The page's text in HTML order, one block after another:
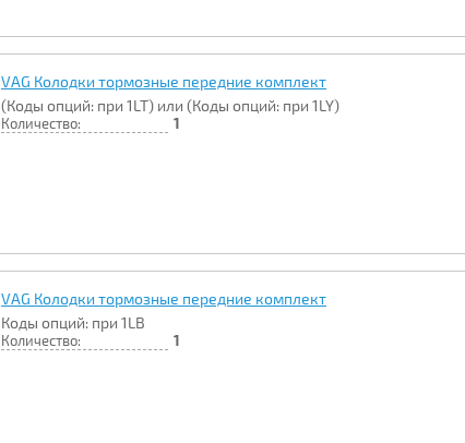
VAG Колодки тормозные передние комплект
(Коды опций: при 1LT) или (Коды опций: при 1LY)
Количество: 1
VAG Колодки тормозные передние комплект
Коды опций: при 1LB
Количество: 1